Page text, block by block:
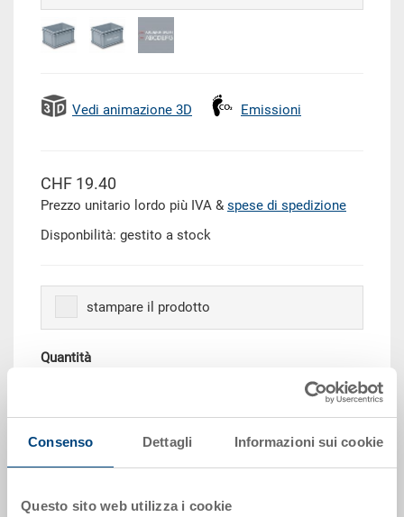
Consenso Dettagli Informazioni sui cookie
Questo sito web utilizza i cookie
Vedi animazione 3D Emissioni
CHF 19.40
Prezzo unitario lordo più IVA & spese di spedizione
Disponbilità: gestito a stock
stampare il prodotto
Quantità